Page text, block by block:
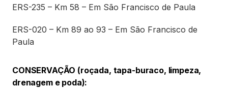
ERS-235 – Km 58 – Em São Francisco de Paula
ERS-020 – Km 89 ao 93 – Em São Francisco de
Paula
CONSERVAÇÃO (roçada, tapa-buraco, limpeza,
drenagem e poda):